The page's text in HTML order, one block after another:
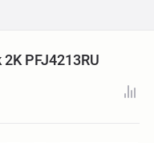
PFJ4213RU